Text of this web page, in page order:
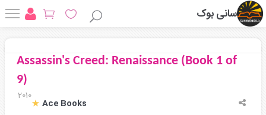
سانی بوک
Assassin's Creed: Renaissance (Book 1 of
9)
2010
Ace Books